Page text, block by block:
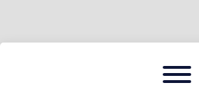
Menu